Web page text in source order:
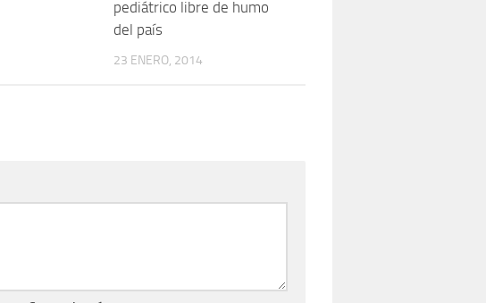
pediátrico libre de humo
del país
23 ENERO, 2014